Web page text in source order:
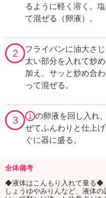
るように軽く溶く。
て混ぜる（卵液）。
2
フライパンに油大さ
太い部分を入れて炒
加え、サッと炒め合
って混ぜる。
3 1 の卵液を回し入れ
ぜてふんわりと仕上
ぐに器に盛る。
全体備考
◆液体はこんもり入れて量る◆
しょうゆやみりんなど、液体